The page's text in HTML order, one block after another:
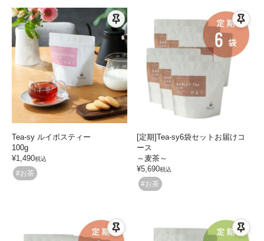
Tea-sy ルイボスティー
100g
¥1,490税込
#お茶
[定期]Tea-sy6袋セットお届けコ
ース
～麦茶～
¥5,690税込
#お茶